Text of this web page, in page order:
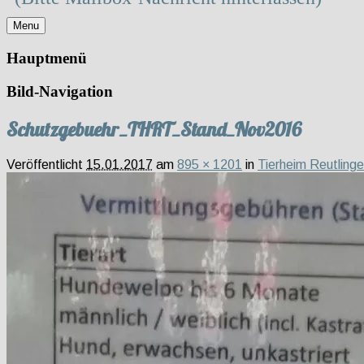
Menu
Hauptmenü
Bild-Navigation
Schutzgebuehr_THRT_Stand_Nov2016
Veröffentlicht 15.01.2017 am 895 × 1201 in Tierheim